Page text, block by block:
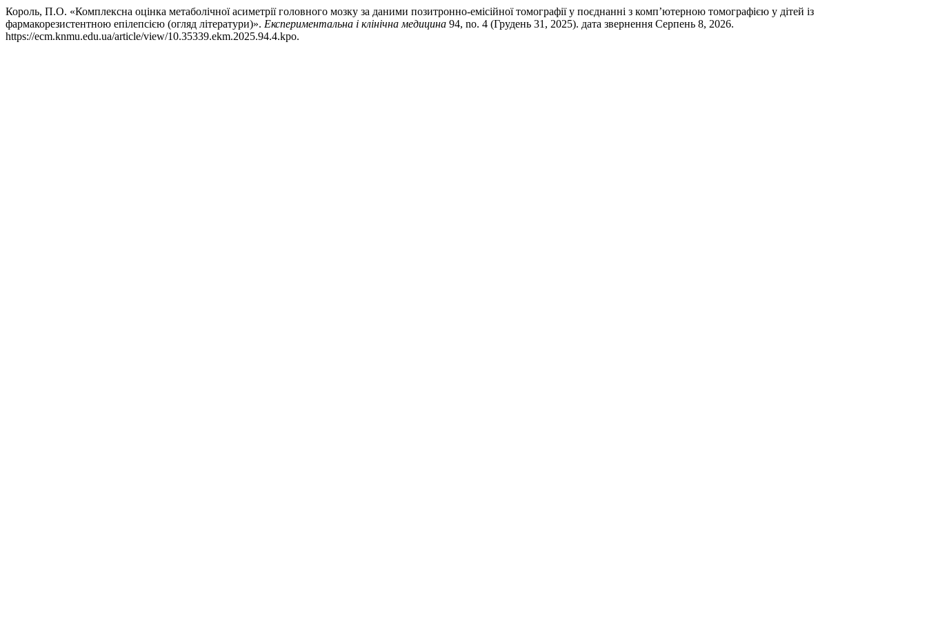
Король, П.О. «Комплексна оцінка метаболічної асиметрії головного мозку за даними позитронно-емісійної томографії у поєднанні з комп’ютерною томографією у дітей із
фармакорезистентною епілепсією (огляд літератури)». Експериментальна і клінічна медицина 94, no. 4 (Грудень 31, 2025). дата звернення Серпень 8, 2026.
https://ecm.knmu.edu.ua/article/view/10.35339.ekm.2025.94.4.kpo.